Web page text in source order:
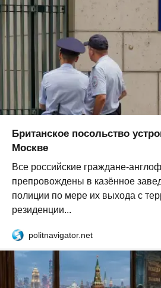
Британское посольство
Москве
Все российские граждане-
препровождены в казённое
полиции по мере их выхода с
резиденции...
politnavigator.net